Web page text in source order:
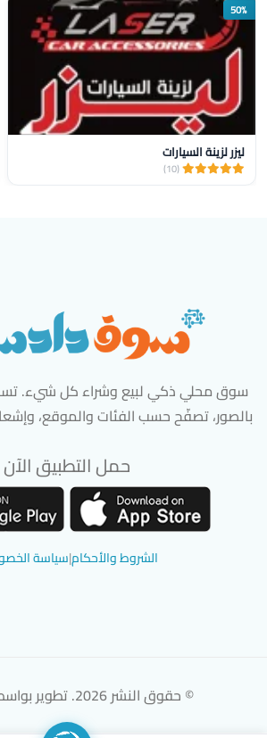
50%
ليزر لزينة السيارات
(10)
سوق محلي ذكي لبيع وشراء كل شيء.
بالصور، تصفّح حسب الفئات والموقع،
حمل التطبيق الآن
الشروط والأحكام|سياسة
© حقوق النشر 2026. تطوير بواسطة